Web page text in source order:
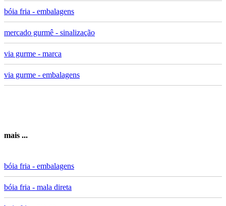
bóia fria - embalagens
mercado gurmê - sinalização
via gurme - marca
via gurme - embalagens
mais ...
bóia fria - embalagens
bóia fria - mala direta